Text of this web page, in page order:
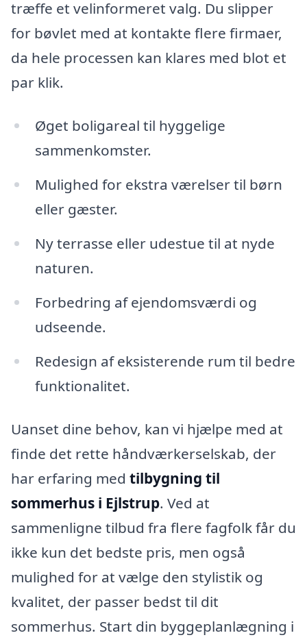
træffe et velinformeret valg. Du slipper
for bøvlet med at kontakte flere firmaer,
da hele processen kan klares med blot et
par klik.
Øget boligareal til hyggelige
sammenkomster.
Mulighed for ekstra værelser til børn
eller gæster.
Ny terrasse eller udestue til at nyde
naturen.
Forbedring af ejendomsværdi og
udseende.
Redesign af eksisterende rum til bedre
funktionalitet.
Uanset dine behov, kan vi hjælpe med at
finde det rette håndværkerselskab, der
har erfaring med tilbygning til
sommerhus i Ejlstrup. Ved at
sammenligne tilbud fra flere fagfolk får du
ikke kun det bedste pris, men også
mulighed for at vælge den stylistik og
kvalitet, der passer bedst til dit
sommerhus. Start din byggeplanlægning i